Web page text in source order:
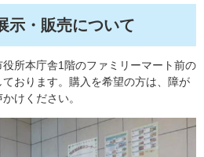
示・販売について
所本庁舎1階のファミリーマート前の
おります。購入を希望の方は、障が
けください。